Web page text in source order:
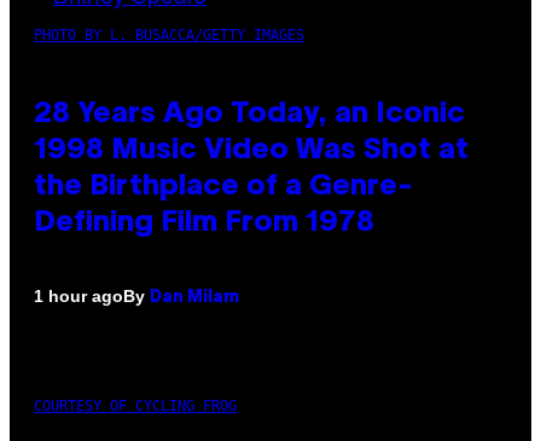
PHOTO BY L. BUSACCA/GETTY IMAGES
28 Years Ago Today, an Iconic
1998 Music Video Was Shot at
the Birthplace of a Genre-
Defining Film From 1978
1 hour agoBy Dan Milam
COURTESY OF CYCLING FROG